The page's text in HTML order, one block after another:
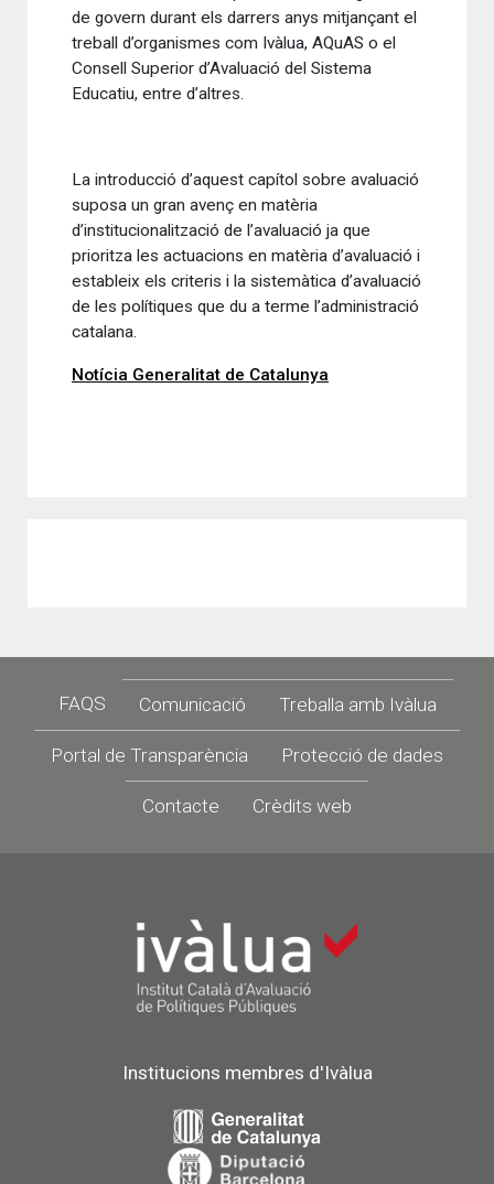
de govern durant els darrers anys mitjançant el
treball d’organismes com Ivàlua, AQuAS o el
Consell Superior d’Avaluació del Sistema
Educatiu, entre d’altres.
La introducció d’aquest capítol sobre avaluació
suposa un gran avenç en matèria
d’institucionalització de l’avaluació ja que
prioritza les actuacions en matèria d’avaluació i
estableix els criteris i la sistemàtica d’avaluació
de les polítiques que du a terme l’administració
catalana.
Notícia Generalitat de Catalunya
Footer
FAQS Comunicació Treballa amb Ivàlua
Portal de Transparència Protecció de dades
Contacte Crèdits web
Institucions membres d'Ivàlua